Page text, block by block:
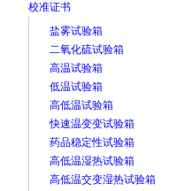
校准证书
盐雾试验箱
二氧化硫试验箱
高温试验箱
低温试验箱
高低温试验箱
快速温变变试验箱
药品稳定性试验箱
高低温湿热试验箱
高低温交变湿热试验箱